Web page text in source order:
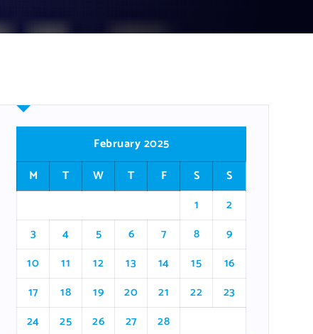
February 2025
M
T W T F S
S
1
2
3
4 5 6 7 8
9
10
11 12 13 14 15
16
17
18 19 20 21 22
23
24
25 26 27
28